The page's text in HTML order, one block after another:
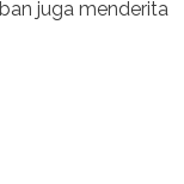
juga menderita